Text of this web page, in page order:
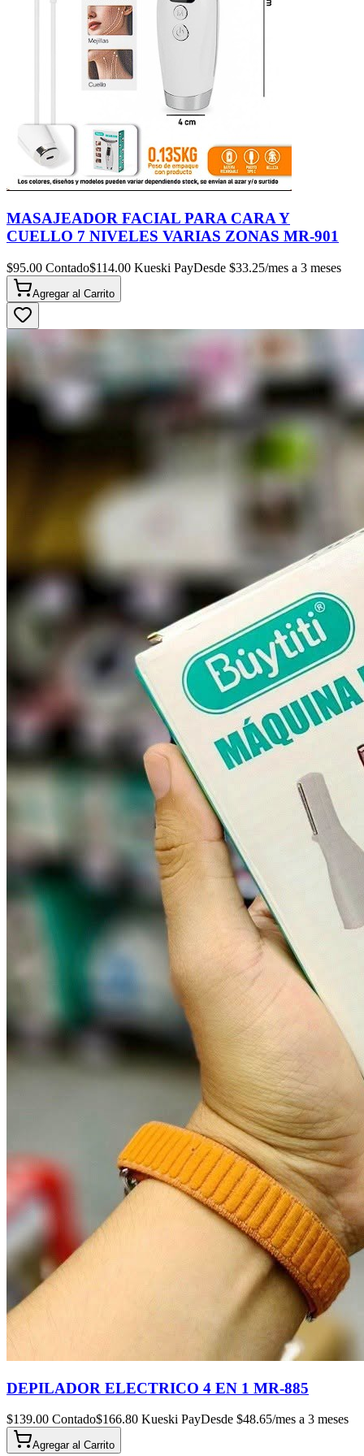
MASAJEADOR FACIAL PARA CARA Y
CUELLO 7 NIVELES VARIAS ZONAS MR-901
$95.00 Contado$114.00 Kueski PayDesde $33.25/mes a 3 meses
Agregar al Carrito
DEPILADOR ELECTRICO 4 EN 1 MR-885
$139.00 Contado$166.80 Kueski PayDesde $48.65/mes a 3 meses
Agregar al Carrito